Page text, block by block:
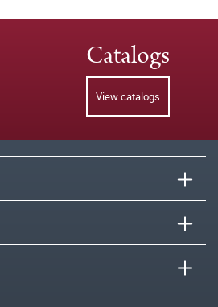
Catalogs
View catalogs